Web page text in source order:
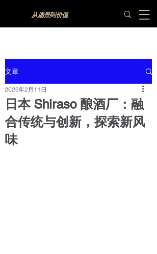
从愿景到价值
文章
日本 Shiraso 酿酒厂：融
合传统与创新，探索新风
味
2025年2月11日